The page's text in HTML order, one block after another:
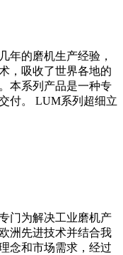
年的磨机生产经验，
，吸收了世界各地的
本系列产品是一种专
付。 LUM系列超细立
门为解决工业磨机产
洲先进技术并结合我
念和市场需求，经过